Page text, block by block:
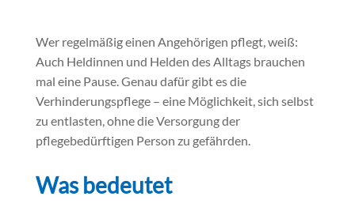
Wer regelmäßig einen Angehörigen pflegt, weiß:
Auch Heldinnen und Helden des Alltags brauchen
mal eine Pause. Genau dafür gibt es die
Verhinderungspflege – eine Möglichkeit, sich selbst
zu entlasten, ohne die Versorgung der
pflegebedürftigen Person zu gefährden.
Was bedeutet